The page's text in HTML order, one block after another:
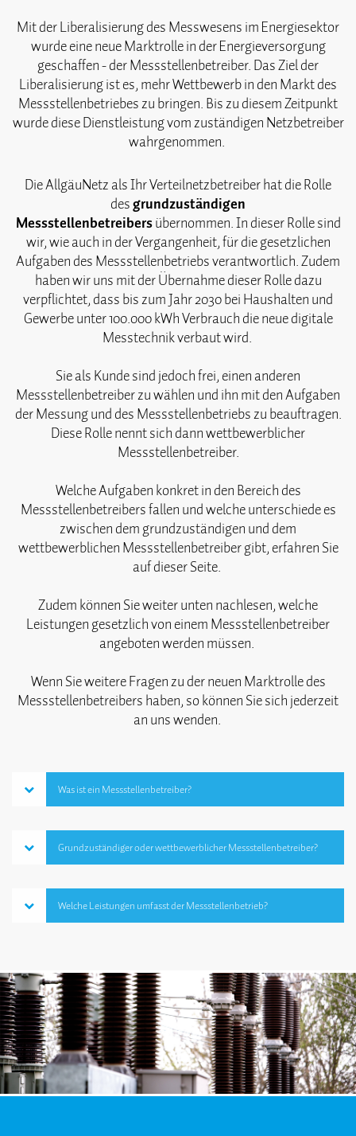
Mit der Liberalisierung des Messwesens im Energiesektor
wurde eine neue Marktrolle in der Energieversorgung
geschaffen - der Messstellenbetreiber. Das Ziel der
Liberalisierung ist es, mehr Wettbewerb in den Markt des
Messstellenbetriebes zu bringen. Bis zu diesem Zeitpunkt
wurde diese Dienstleistung vom zuständigen Netzbetreiber
wahrgenommen.
Die AllgäuNetz als Ihr Verteilnetzbetreiber hat die Rolle
desgrundzuständigen
Messstellenbetreibersübernommen. In dieser Rolle sind
wir, wie auch in der Vergangenheit, für die gesetzlichen
Aufgaben des Messstellenbetriebs verantwortlich. Zudem
haben wir uns mit der Übernahme dieser Rolle dazu
verpflichtet, dass bis zum Jahr 2030 bei Haushalten und
Gewerbe unter 100.000 kWh Verbrauch die neue digitale
Messtechnik verbaut wird.
Sie als Kunde sind jedoch frei, einen anderen
Messstellenbetreiber zu wählen und ihn mit den Aufgaben
der Messung und des Messstellenbetriebs zu beauftragen.
Diese Rolle nennt sich dann wettbewerblicher
Messstellenbetreiber.
Welche Aufgaben konkret in den Bereich des
Messstellenbetreibers fallen und welche unterschiede es
zwischen dem grundzuständigen und dem
wettbewerblichen Messstellenbetreiber gibt, erfahren Sie
auf dieser Seite.
Zudem können Sie weiter unten nachlesen, welche
Leistungen gesetzlich von einem Messstellenbetreiber
angeboten werden müssen.
Wenn Sie weitere Fragen zu der neuen Marktrolle des
Messstellenbetreibers haben, so können Sie sich jederzeit
an uns wenden.
Was ist ein Messstellenbetreiber?
Grundzuständiger oder wettbewerblicher Messstellenbetreiber?
Welche Leistungen umfasst der Messstellenbetrieb?